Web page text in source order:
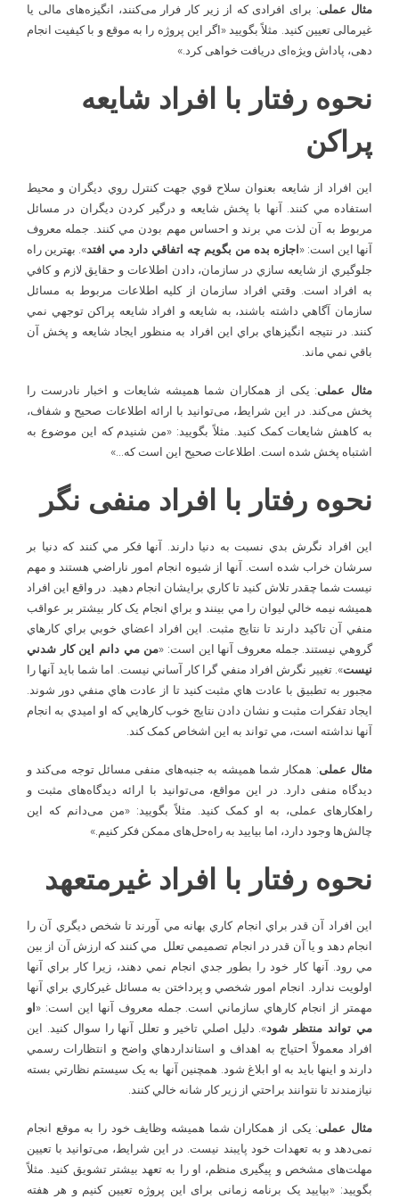
مثال عملی: برای افرادی که از زیر کار فرار می‌کنند، انگیزه‌های مالی یا
غیرمالی تعیین کنید. مثلاً بگویید «اگر این پروژه را به موقع و با کیفیت انجام
دهی، پاداش ویژه‌ای دریافت خواهی کرد.»
نحوه رفتار با افراد شایعه
پراکن
اين افراد از شايعه بعنوان سلاح قوي جهت کنترل روي ديگران و محيط
استفاده مي کنند. آنها با پخش شايعه و درگير کردن ديگران در مسائل
مربوط به آن لذت مي­ برند و احساس مهم بودن مي ­کنند. جمله معروف
آنها اين است: «اجازه بده من بگويم چه اتفاقي دارد مي ­افتد». بهترين راه
جلوگيري از شايعه سازي در سازمان، دادن اطلاعات و حقايق لازم و کافي
به افراد است. وقتي افراد سازمان از کليه اطلاعات مربوط به مسائل
سازمان آگاهي داشته باشند، به شايعه و افراد شايعه پراکن توجهي نمي
کنند. در نتيجه انگيزه­اي براي اين افراد به منظور ايجاد شايعه و پخش آن
باقي نمي ماند.
مثال عملی: یکی از همکاران شما همیشه شایعات و اخبار نادرست را
پخش می‌کند. در این شرایط، می‌توانید با ارائه اطلاعات صحیح و شفاف،
به کاهش شایعات کمک کنید. مثلاً بگویید: «من شنیدم که این موضوع به
اشتباه پخش شده است. اطلاعات صحیح این است که…»
نحوه رفتار با افراد منفی نگر
اين افراد نگرش بدي نسبت به دنيا دارند. آنها فکر مي کنند که دنيا بر
سرشان خراب شده است. آنها از شيوه انجام امور ناراضي هستند و مهم
نيست شما چقدر تلاش کنيد تا کاري برايشان انجام دهيد. در واقع اين افراد
هميشه نيمه خالي ليوان را مي بينند و براي انجام يک کار بيشتر بر عواقب
منفي آن تاکيد دارند تا نتايج مثبت. اين افراد اعضاي خوبي براي کارهاي
گروهي نيستند. جمله معروف آنها اين است: «من مي دانم اين کار شدني
نيست». تغيير نگرش افراد منفي گرا کار آساني نيست. اما شما بايد آنها را
مجبور به تطبيق با عادت هاي مثبت کنيد تا از عادت هاي منفي دور شوند.
ايجاد تفکرات مثبت و نشان دادن نتايج خوب کارهايي که او اميدي به انجام
آنها نداشته است، مي تواند به اين اشخاص کمک کند.
مثال عملی: همکار شما همیشه به جنبه‌های منفی مسائل توجه می‌کند و
دیدگاه منفی دارد. در این مواقع، می‌توانید با ارائه دیدگاه‌های مثبت و
راهکارهای عملی، به او کمک کنید. مثلاً بگویید: «من می‌دانم که این
چالش‌ها وجود دارد، اما بیایید به راه‌حل‌های ممکن فکر کنیم.»
نحوه رفتار با افراد غیرمتعهد
اين افراد آن قدر براي انجام کاري بهانه مي آورند تا شخص ديگري آن را
انجام دهد و يا آن قدر در انجام تصميمي تعلل مي کنند که ارزش آن از بين
مي رود. آنها کار خود را بطور جدي انجام نمي دهند، زيرا کار براي آنها
اولويت ندارد. انجام امور شخصي و پرداختن به مسائل غيرکاري براي آنها
مهمتر از انجام کارهاي سازماني است. جمله معروف آنها اين است: «او
مي ­تواند منتظر شود». دليل اصلي تاخير و تعلل آنها را سوال کنيد. اين
افراد معمولاً احتياج به اهداف و استانداردهاي واضح و انتظارات رسمي
دارند و اينها بايد به او ابلاغ شود. همچنين آنها به يک سيستم نظارتي بسته
نيازمندند تا نتوانند براحتي از زير کار شانه خالي کنند.
مثال عملی: یکی از همکاران شما همیشه وظایف خود را به موقع انجام
نمی‌دهد و به تعهدات خود پایبند نیست. در این شرایط، می‌توانید با تعیین
مهلت‌های مشخص و پیگیری منظم، او را به تعهد بیشتر تشویق کنید. مثلاً
بگویید: «بیایید یک برنامه زمانی برای این پروژه تعیین کنیم و هر هفته